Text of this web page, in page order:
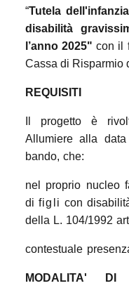
“Tutela dell'infanzia
disabilità
l’anno 2025"con il
Cassa di Risparmio
REQUISITI
progetto è
Allumiere alla
data
bando, che:
nel proprio nucleo
di figli con
della L. 104/1992
contestuale
MODALITA' DI